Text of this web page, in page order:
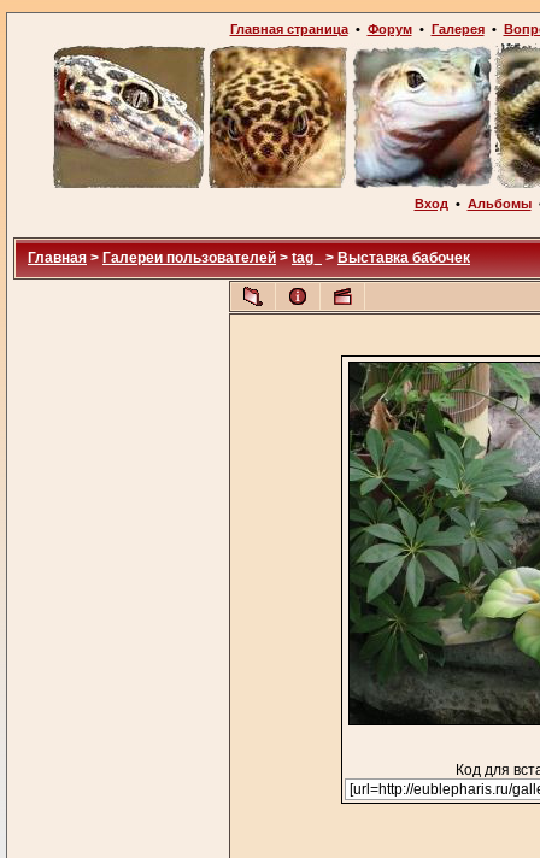
Главная страница• Форум• Галерея•
Вход • Альбомы
Главная > Галереи пользователей > tag_ > Выставка бабочек
Код для